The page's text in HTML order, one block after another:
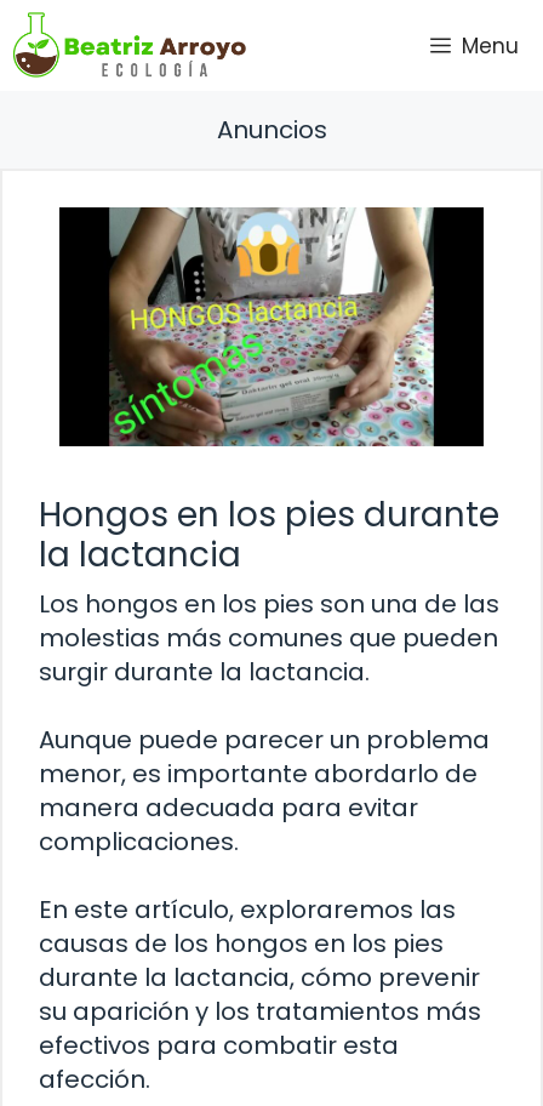
Saltar
al
contenido
Menu
Anuncios
Hongos en los pies durante
la lactancia
Los hongos en los pies son una de las
molestias más comunes que pueden
surgir durante la lactancia.
Aunque puede parecer un problema
menor, es importante abordarlo de
manera adecuada para evitar
complicaciones.
En este artículo, exploraremos las
causas de los hongos en los pies
durante la lactancia, cómo prevenir
su aparición y los tratamientos más
efectivos para combatir esta
afección.